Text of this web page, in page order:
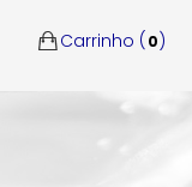
Carrinho ( 0)